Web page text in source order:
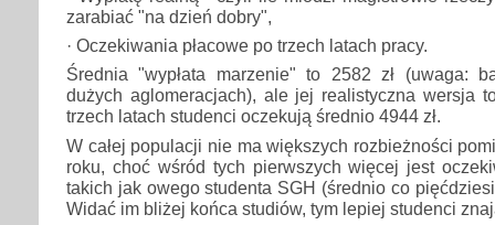
zarabiać "na dzień dobry",
· Oczekiwania płacowe po trzech latach pracy.
Średnia "wypłata marzenie" to 2582 zł (uwaga:
dużych aglomeracjach), ale jej realistyczna wersja
trzech latach studenci oczekują średnio 4944 zł.
W całej populacji nie ma większych rozbieżności
roku, choć wśród tych pierwszych więcej jest
takich jak owego studenta SGH (średnio co
Widać im bliżej końca studiów, tym lepiej studenci